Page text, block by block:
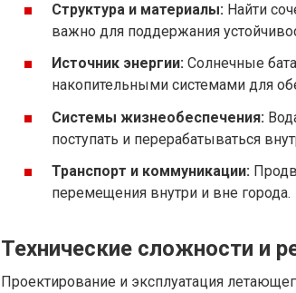
Структура и материалы: Найти
важно для поддержания
Источник энергии: Солнечные
накопительными системами для
Системы жизнеобеспечения:
поступать и перерабатываться
Транспорт и коммуникации:
перемещения внутри и вне города.
Технические сложности и
Проектирование и эксплуатация